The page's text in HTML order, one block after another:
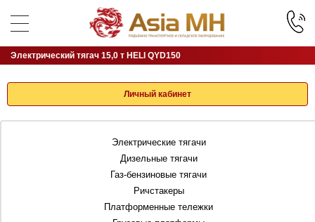
Личный кабинет
Электрические тягачи
Дизельные тягачи
Газ-бензиновые тягачи
Ричстакеры
Платформенные тележки
Электрический тягач 15,0 т HELI QYD150